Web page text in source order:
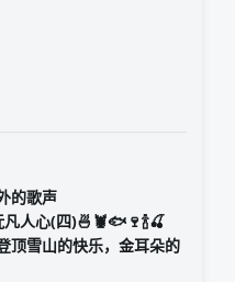
的歌声
人心(四)🍜🦞🐟🍷🍾🍒
顶雪山的快乐，金耳朵的